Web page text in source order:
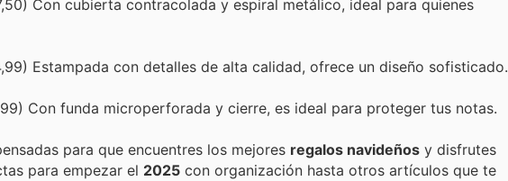
Con cubierta contracolada y espiral metálico, ideal para quienes
Estampada con detalles de alta calidad, ofrece un diseño sofisticado.
Con funda microperforada y cierre, es ideal para proteger tus notas.
para que encuentres los mejores regalos navideños y disfrutes
para empezar el 2025 con organización hasta otros artículos que te